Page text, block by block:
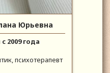
Юрьевна
2009 года
психотерапевт